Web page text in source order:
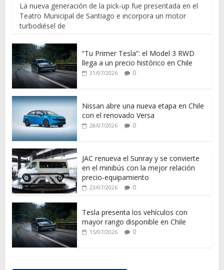
La nueva generación de la pick-up fue presentada en el
Teatro Municipal de Santiago e incorpora un motor
turbodiésel de
“Tu Primer Tesla”: el Model 3 RWD
llega a un precio histórico en Chile
31/07/2026 0
Nissan abre una nueva etapa en Chile
con el renovado Versa
28/07/2026 0
JAC renueva el Sunray y se convierte
en el minibús con la mejor relación
precio-equipamiento
23/07/2026 0
Tesla presenta los vehículos con
mayor rango disponible en Chile
15/07/2026 0